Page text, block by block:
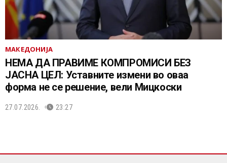
МАКЕДОНИЈА
НЕМА ДА ПРАВИМЕ КОМПРОМИСИ БЕЗ
ЈАСНА ЦЕЛ: Уставните измени во оваа
форма не се решение, вели Мицкоски
27.07.2026. 23:27